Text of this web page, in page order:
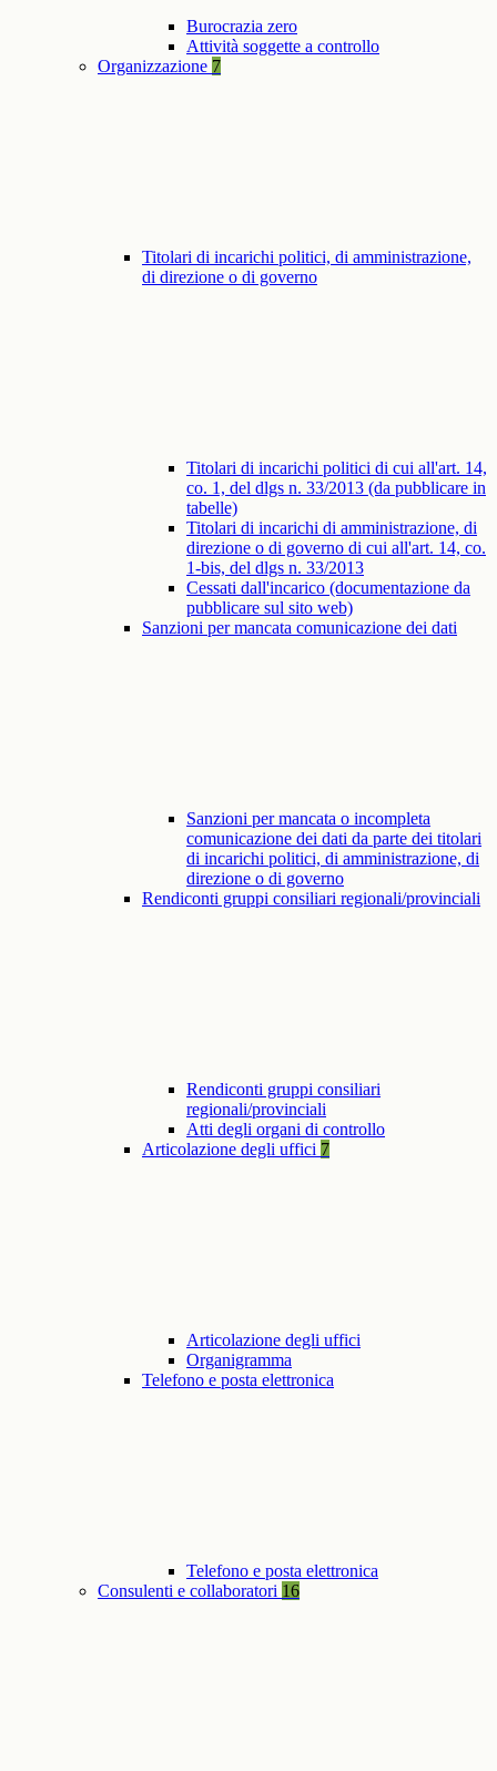
Burocrazia zero
Attività soggette a controllo
Organizzazione 7
Titolari di incarichi politici, di amministrazione,
di direzione o di governo
Titolari di incarichi politici di cui all'art. 14,
co. 1, del dlgs n. 33/2013 (da pubblicare in
tabelle)
Titolari di incarichi di amministrazione, di
direzione o di governo di cui all'art. 14, co.
1-bis, del dlgs n. 33/2013
Cessati dall'incarico (documentazione da
pubblicare sul sito web)
Sanzioni per mancata comunicazione dei dati
Sanzioni per mancata o incompleta
comunicazione dei dati da parte dei titolari
di incarichi politici, di amministrazione, di
direzione o di governo
Rendiconti gruppi consiliari regionali/provinciali
Rendiconti gruppi consiliari
regionali/provinciali
Atti degli organi di controllo
Articolazione degli uffici 7
Articolazione degli uffici
Organigramma
Telefono e posta elettronica
Telefono e posta elettronica
Consulenti e collaboratori 16